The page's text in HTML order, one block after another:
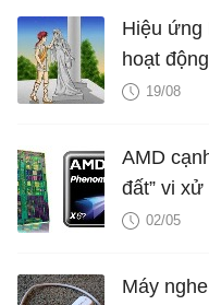
Hiệu ứng
hoạt
(phần 1)
19/08
AMD
đất” vi
02/05
Máy